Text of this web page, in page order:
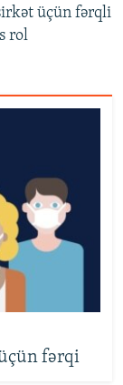
üçün fərqli
rol
fərqi